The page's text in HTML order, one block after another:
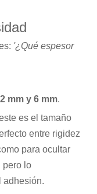
'¿Qué espesor
2 mm y 6 mm.
es el tamaño
entre rigidez
para ocultar
pero lo
adhesión.